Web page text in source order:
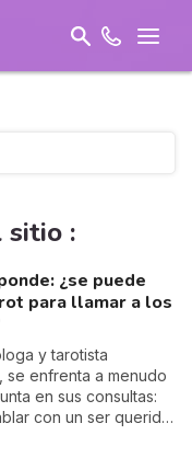
sitio :
¿se puede
para llamar a los
y tarotista
se enfrenta a menudo
en sus consultas:
con un ser querido
En este artículo,
puertas de su